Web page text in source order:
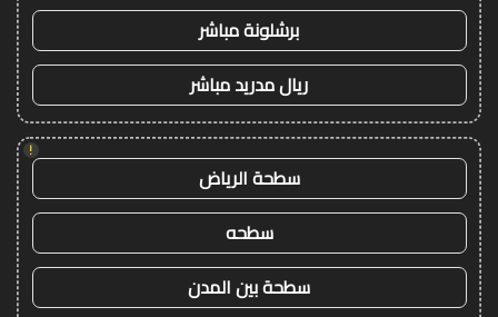
برشلونة مباشر
ريال مدريد مباشر
!
سطحة الرياض
سطحه
سطحة بين المدن